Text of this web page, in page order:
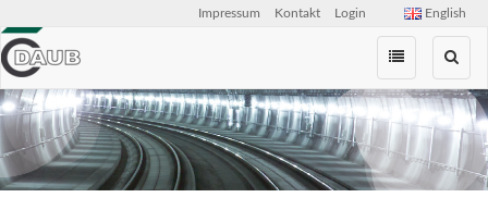
Zum
Inhalt
springen
English
Impressum Kontakt Login